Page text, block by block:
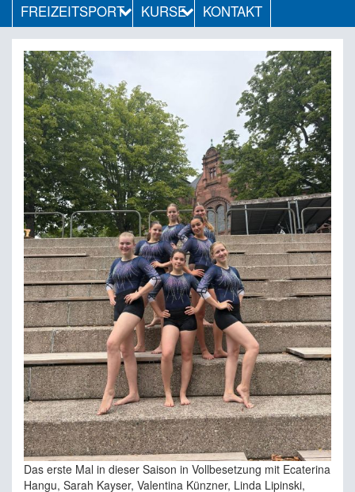
FREIZEITSPORT
KURSE KONTAKT
Das erste Mal in dieser Saison in Vollbesetzung mit Ecaterina
Hangu, Sarah Kayser, Valentina Künzner, Linda Lipinski,